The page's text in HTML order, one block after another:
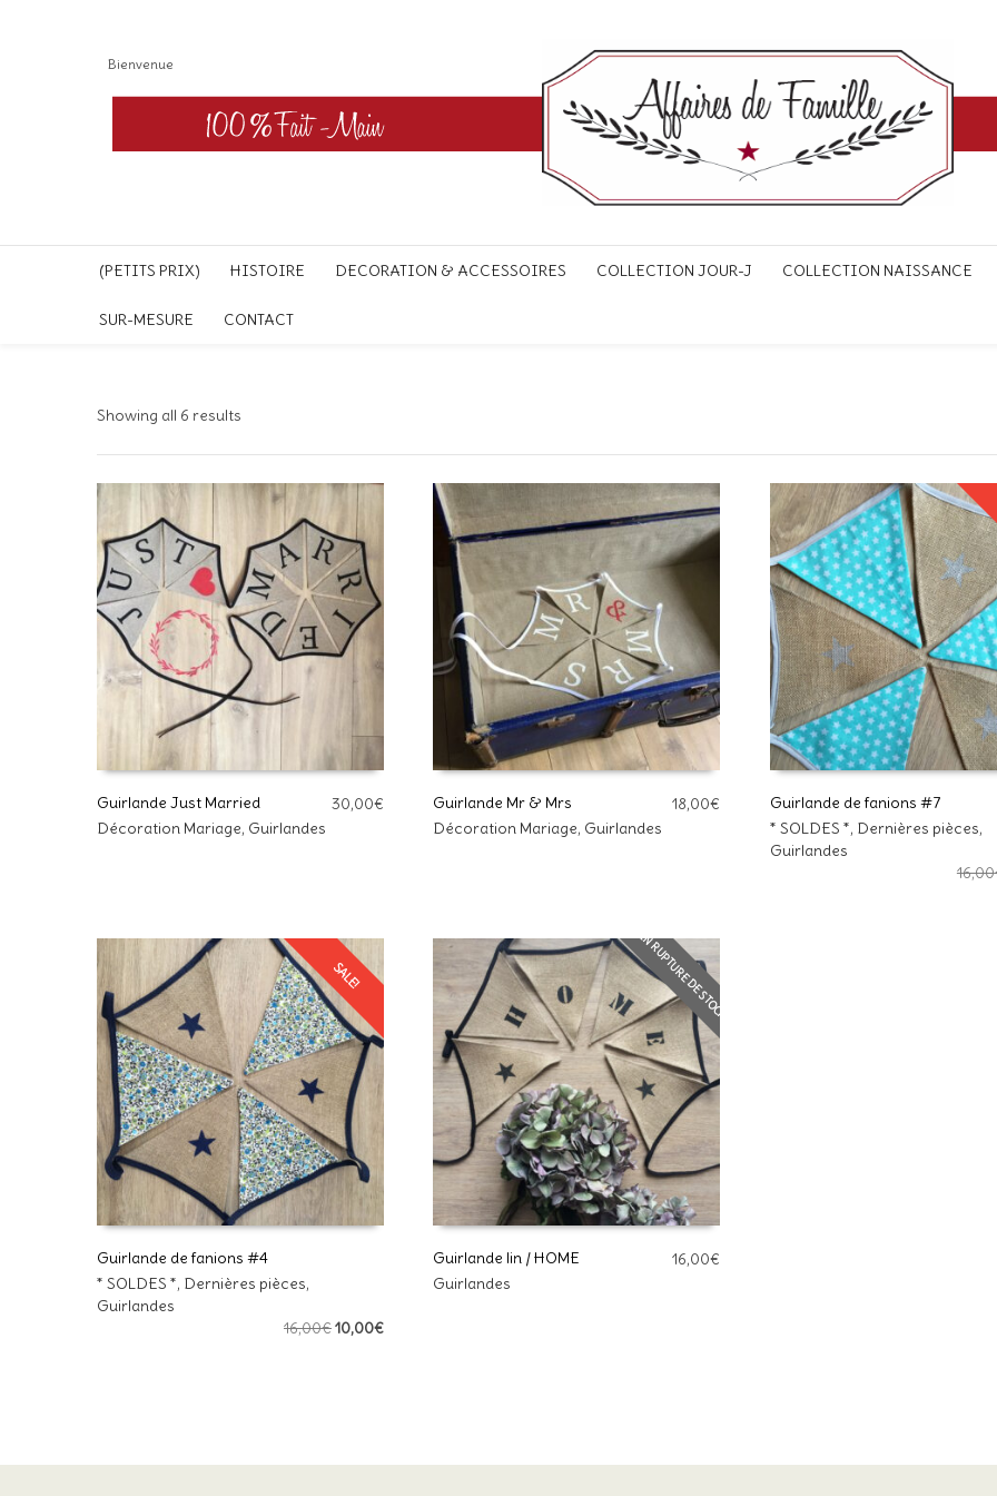
Bienvenue
(PETITS PRIX) HISTOIRE DECORATION & ACCESSOIRES COLLECTION JOUR-J COLLECTION NAISSANCE
SUR-MESURE CONTACT
Showing all 6 results
AJOUTER AU PANIER
Guirlande Just Married
Décoration Mariage, Guirlandes
30,00€
AJOUTER AU PANIER
Guirlande Mr & Mrs
Décoration Mariage, Guirlandes
18,00€
AJOUTER AU PANIER
Guirlande de fanions #7
* SOLDES *, Dernières pièces,
Guirlandes
16,00
SALE!
AJOUTER AU PANIER
Guirlande de fanions #4
* SOLDES *, Dernières pièces,
Guirlandes
16,00€Le
10,00€Le
EN RUPTURE DE STOCK
LIRE LA SUITE
Guirlande lin / HOME
Guirlandes
16,00€